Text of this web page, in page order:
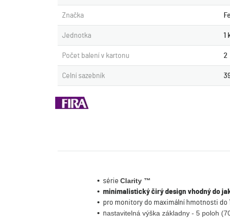
Značka
Jednotka 1
Počet balení v kartonu 2
Celní sazebník
• série Clarity ™
• minimalistický čirý design vhodný do
• pro monitory do maximální hmotnosti do
• nastavitelná výška základny - 5 poloh